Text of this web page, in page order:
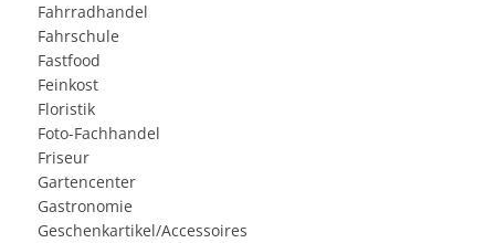
Fahrradhandel
Fahrschule
Fastfood
Feinkost
Floristik
Foto-Fachhandel
Friseur
Gartencenter
Gastronomie
Geschenkartikel/Accessoires